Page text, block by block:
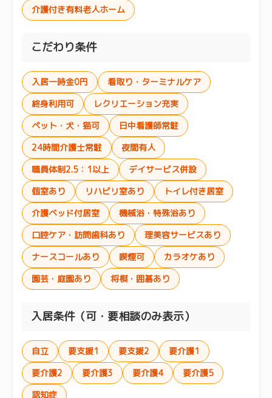
介護付き有料老人ホーム
こだわり条件
入居一時金0円
看取り・ターミナルケア
終身利用可
レクリエーション充実
ペット・犬・猫可
日中看護師常駐
24時間介護士常駐
夜間有人
職員体制2.5：1以上
デイサービス併設
個室あり
リハビリ室あり
トイレ付き居室
介護ベッド付居室
機械浴・特殊浴あり
口腔ケア・訪問歯科あり
理美容サービスあり
ナースコールあり
喫煙可
カラオケあり
園芸・庭園あり
将棋・囲碁あり
入居条件（可・要相談のみ表示）
自立 要支援1 要支援2
要介護1
要介護2
要介護3 要介護4
要介護5
認知症